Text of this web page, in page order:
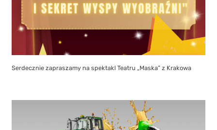
Serdecznie zapraszamy na spektakl Teatru „Maska” z Krakowa